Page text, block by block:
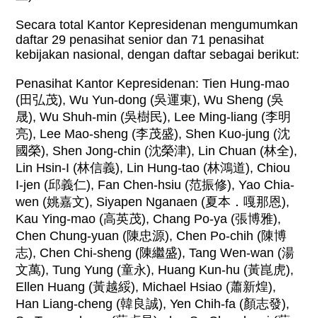
Secara total Kantor Kepresidenan mengumumkan
daftar 29 penasihat senior dan 71 penasihat
kebijakan nasional, dengan daftar sebagai berikut:
Penasihat Kantor Kepresidenan: Tien Hung-mao
(田弘茂), Wu Yun-dong (吳運東), Wu Sheng (吳
晟), Wu Shuh-min (吳樹民), Lee Ming-liang (李明
亮), Lee Mao-sheng (李茂盛), Shen Kuo-jung (沈
國榮), Shen Jong-chin (沈榮津), Lin Chuan (林全),
Lin Hsin-I (林信義), Lin Hung-tao (林鴻道), Chiou
I-jen (邱義仁), Fan Chen-hsiu (范振修), Yao Chia-
wen (姚嘉文), Siyapen Nganaen (夏本．嘎那恩),
Kau Ying-mao (高英茂), Chang Po-ya (張博雅),
Chen Chung-yuan (陳忠源), Chen Po-chih (陳博
志), Chen Chi-sheng (陳繼盛), Tang Wen-wan (湯
文萬), Tung Yung (童永), Huang Kun-hu (黃崑虎),
Ellen Huang (黃越綏), Michael Hsiao (蕭新煌),
Han Liang-cheng (韓良誠), Yen Chih-fa (顏志發),